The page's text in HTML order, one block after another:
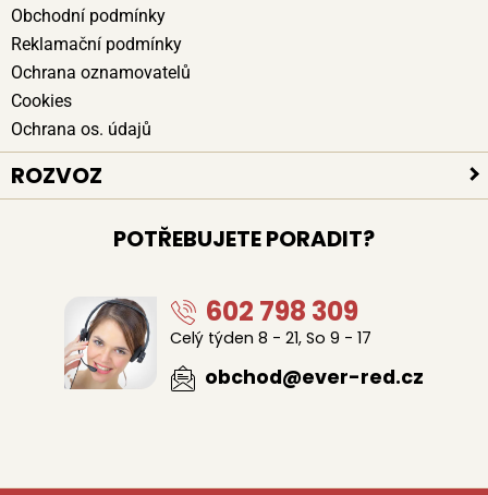
Obchodní podmínky
Reklamační podmínky
Ochrana oznamovatelů
Cookies
Ochrana os. údajů
ROZVOZ
Bezpečné doručeníPOTŘEBUJETE PORADIT?
602 798 309
Celý týden 8 - 21, So 9 - 17
obchod@ever-red.cz